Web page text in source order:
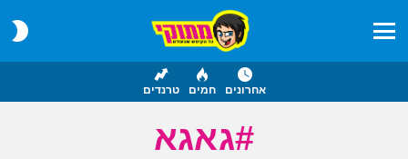
אחרונים חמים טרנדים
גאגא